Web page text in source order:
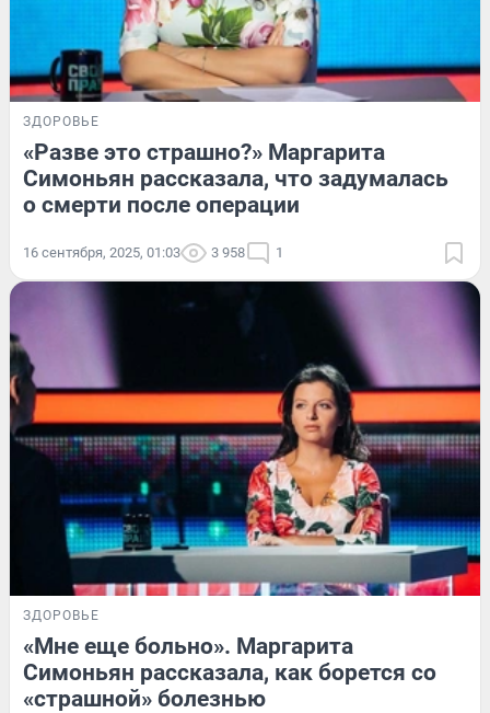
ЗДОРОВЬЕ
«Разве это страшно?» Маргарита
Симоньян рассказала, что задумалась
о смерти после операции
16 сентября, 2025, 01:03 3 958 1
ЗДОРОВЬЕ
«Мне еще больно». Маргарита
Симоньян рассказала, как борется со
«страшной» болезнью